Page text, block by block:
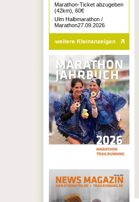
Marathon-Ticket abzugeben
(42km), 60€
Ulm Halbmarathon /
Marathon27.09.2026